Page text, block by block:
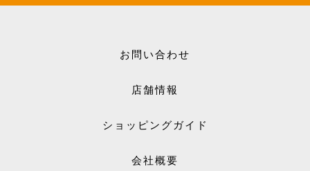
お問い合わせ
店舗情報
ショッピングガイド
会社概要